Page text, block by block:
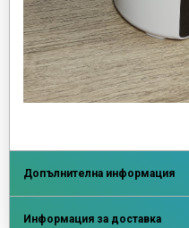
Допълнителна информация
Информация за доставка